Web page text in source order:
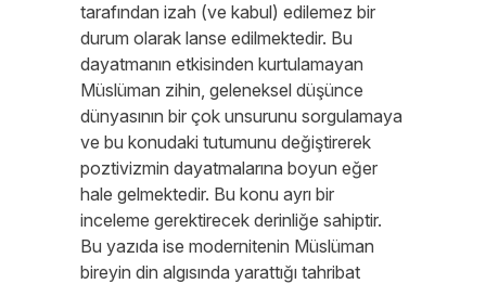
tarafından izah (ve kabul) edilemez bir
durum olarak lanse edilmektedir. Bu
dayatmanın etkisinden kurtulamayan
Müslüman zihin, geleneksel düşünce
dünyasının bir çok unsurunu sorgulamaya
ve bu konudaki tutumunu değiştirerek
poztivizmin dayatmalarına boyun eğer
hale gelmektedir. Bu konu ayrı bir
inceleme gerektirecek derinliğe sahiptir.
Bu yazıda ise modernitenin Müslüman
bireyin din algısında yarattığı tahribat